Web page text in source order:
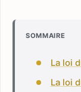
SOMMAIRE
La loi
La loi